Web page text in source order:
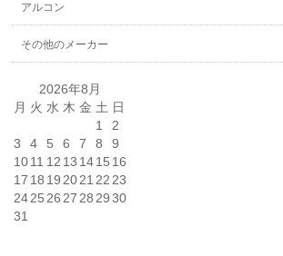
アルコン
その他のメーカー
2026年8月
月 火 水 木 金 土 日
1
2
3
4 5 6 7 8
9
1011 12 13 1415 16
17 18 19 2021 22 23
2425 26 27 28 29 30
31